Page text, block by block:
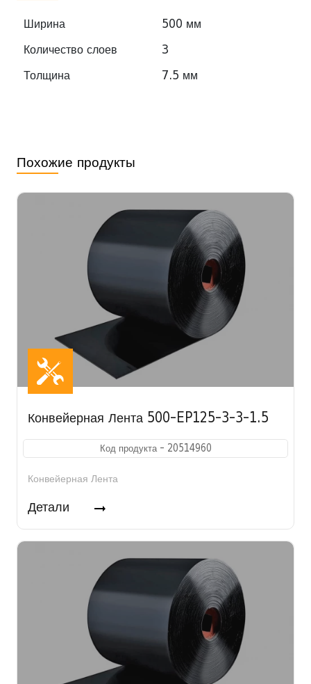
Ширина
500 мм
Количество слоев
3
Толщина
7.5 мм
Похожие продукты
Конвейерная Лента 500-EP125-3-3-1.5
Код продукта - 20514960
Конвейерная Лента
Детали